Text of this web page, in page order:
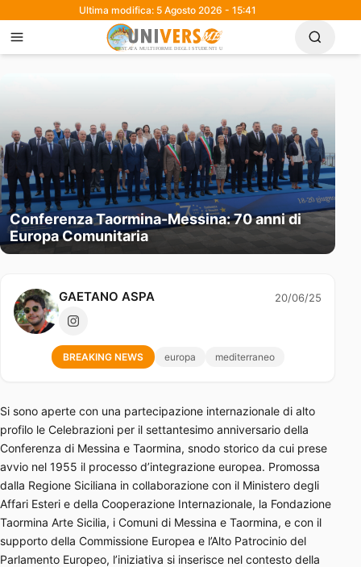
Ultima modifica: 5 Agosto 2026 - 15:41
Conferenza Taormina-Messina: 70 anni di
Europa Comunitaria
GAETANO ASPA 20/06/25
BREAKING NEWS europa mediterraneo
Si sono aperte con una partecipazione internazionale di alto
profilo le Celebrazioni per il settantesimo anniversario della
Conferenza di Messina e Taormina, snodo storico da cui prese
avvio nel 1955 il processo d’integrazione europea. Promossa
dalla Regione Siciliana in collaborazione con il Ministero degli
Affari Esteri e della Cooperazione Internazionale, la Fondazione
Taormina Arte Sicilia, i Comuni di Messina e Taormina, e con il
supporto della Commissione Europea e l’Alto Patrocinio del
Parlamento Europeo, l’iniziativa si inserisce nel contesto della